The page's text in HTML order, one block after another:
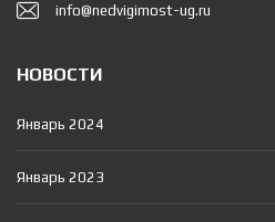
info@nedvigimost-ug.ru
НОВОСТИ
Январь 2024
Январь 2023